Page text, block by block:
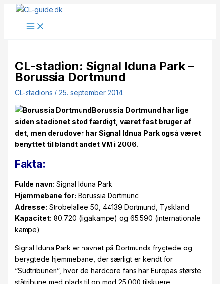
indholdet
CL-stadion: Signal Iduna Park –
Borussia Dortmund
CL-stadions / 25. september 2014
Borussia Dortmund har lige
siden stadionet stod færdigt, været fast bruger af
det, men derudover har Signal Idnua Park også været
benyttet til blandt andet VM i 2006.
Fakta:
Fulde navn: Signal Iduna Park
Hjemmebane for: Borussia Dortmund
Adresse: Strobelallee 50, 44139 Dortmund, Tyskland
Kapacitet: 80.720 (ligakampe) og 65.590 (internationale
kampe)
Signal Iduna Park er navnet på Dortmunds frygtede og
berygtede hjemmebane, der særligt er kendt for
“Südtribunen”, hvor de hardcore fans har Europas største
ståtribune med plads til op mod 25.000 tilskuere.